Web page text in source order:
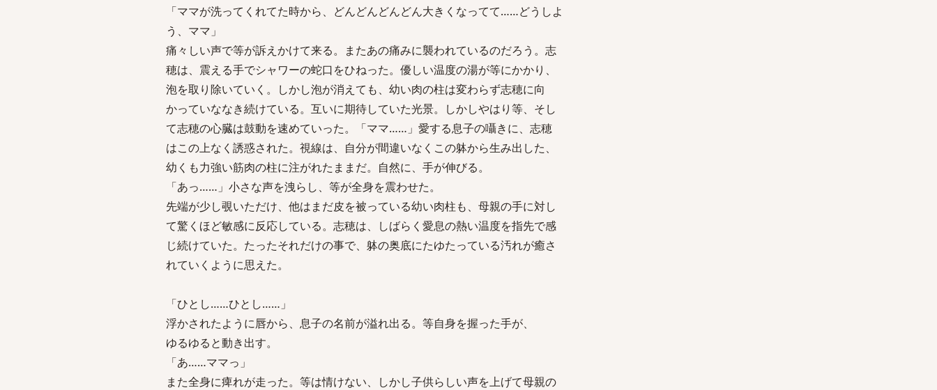
「ママが洗ってくれてた時から、どんどんどんどん大きくなってて……どうしよ
う、ママ」
痛々しい声で等が訴えかけて来る。またあの痛みに襲われているのだろう。志
穂は、震える手でシャワーの蛇口をひねった。優しい温度の湯が等にかかり、
泡を取り除いていく。しかし泡が消えても、幼い肉の柱は変わらず志穂に向
かっていななき続けている。互いに期待していた光景。しかしやはり等、そし
て志穂の心臓は鼓動を速めていった。「ママ……」愛する息子の囁きに、志穂
はこの上なく誘惑された。視線は、自分が間違いなくこの躰から生み出した、
幼くも力強い筋肉の柱に注がれたままだ。自然に、手が伸びる。
「あっ……」小さな声を洩らし、等が全身を震わせた。
先端が少し覗いただけ、他はまだ皮を被っている幼い肉柱も、母親の手に対し
て驚くほど敏感に反応している。志穂は、しばらく愛息の熱い温度を指先で感
じ続けていた。たったそれだけの事で、躰の奥底にたゆたっている汚れが癒さ
れていくように思えた。
「ひとし……ひとし……」
浮かされたように唇から、息子の名前が溢れ出る。等自身を握った手が、
ゆるゆると動き出す。
「あ……ママっ」
また全身に痺れが走った。等は情けない、しかし子供らしい声を上げて母親の